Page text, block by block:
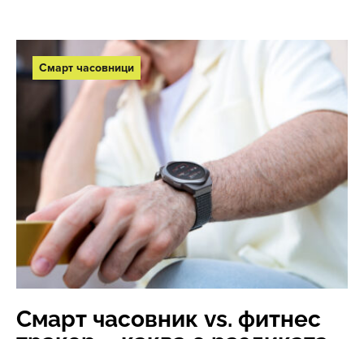
Смарт часовници
Смарт часовник vs. фитнес